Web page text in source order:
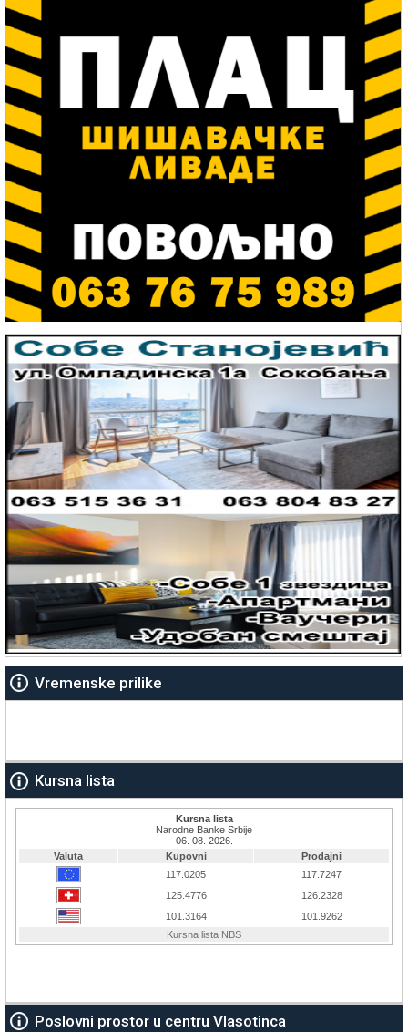
Vremenske prilike
Kursna lista
Poslovni prostor u centru Vlasotinca